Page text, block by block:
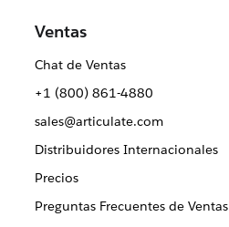
Ventas
Chat de Ventas
+1 (800) 861-4880
sales@articulate.com
Distribuidores Internacionales
Precios
Preguntas Frecuentes de Ventas